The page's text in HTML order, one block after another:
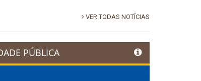
VER TODAS NOTÍCIAS
PÚBLICA